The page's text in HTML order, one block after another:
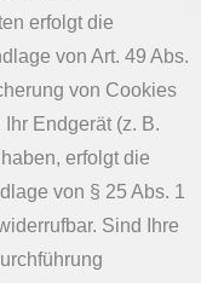
erfolgt die
von Art. 49 Abs.
von Cookies
Endgerät (z. B.
erfolgt die
von § 25 Abs. 1
Sind Ihre